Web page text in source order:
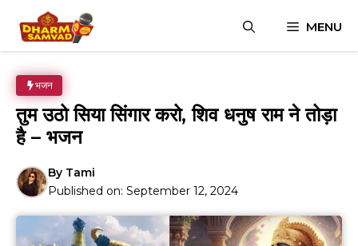
content
MENU
भजन
तुम उठो सिया सिंगार करो, शिव धनुष राम ने तोड़ा
है – भजन
By Tami
Published on: September 12, 2024